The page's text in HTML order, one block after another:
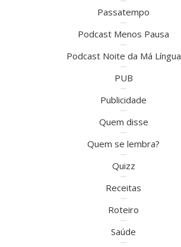
Passatempo
Podcast Menos Pausa
Podcast Noite da Má Língua
PUB
Publicidade
Quem disse
Quem se lembra?
Quizz
Receitas
Roteiro
Saúde